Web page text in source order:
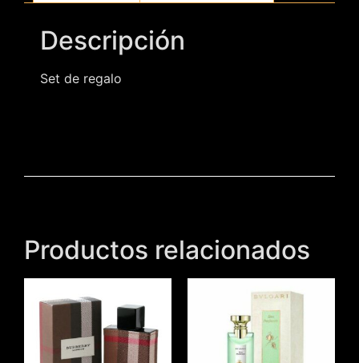
Descripción
Set de regalo
Productos relacionados